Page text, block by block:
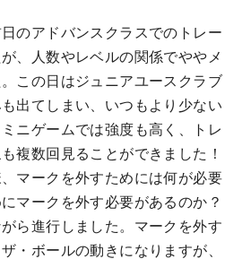
のアドバンスクラスでのトレー
、人数やレベルの関係でややメ
この日はジュニアユースクラブ
出てしまい、いつもより少ない
ニゲームでは強度も高く、トレ
複数回見ることができました！
マークを外すためには何が必要
マークを外す必要があるのか？
ら進行しました。マークを外す
・ボールの動きになりますが、